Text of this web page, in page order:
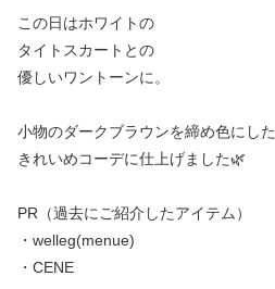
この日はホワイトの
タイトスカートとの
優しいワントーンに。
小物のダークブラウンを締め色にした
きれいめコーデに仕上げました🌿
PR（過去にご紹介したアイテム）
・welleg(menue)
・CENE